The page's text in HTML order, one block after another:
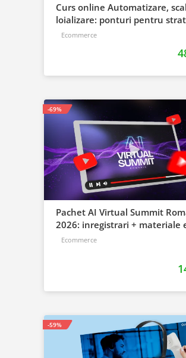
Curs online Automatizare,
loializare: ponturi pentru
de business
Ecommerce
Pachet AI Virtual Summit
2026: inregistrari + materiale
Ecommerce
-69%
-59%